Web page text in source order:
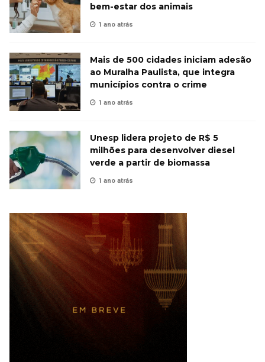
bem-estar dos animais
1 ano atrás
Mais de 500 cidades iniciam adesão
ao Muralha Paulista, que integra
municípios contra o crime
1 ano atrás
Unesp lidera projeto de R$ 5
milhões para desenvolver diesel
verde a partir de biomassa
1 ano atrás